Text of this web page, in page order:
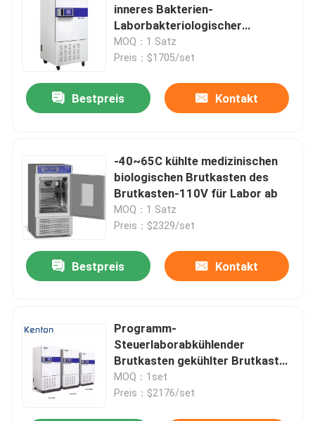
inneres Bakterien-
Laborbakteriologischer
Brutkasten des Brutkasten-
SUS304
MOQ：1 Satz
Preis：$1705/set
Bestpreis Kontakt
-40~65C kühlte medizinischen
biologischen Brutkasten des
Brutkasten-110V für Labor ab
MOQ：1 Satz
Preis：$2329/set
Bestpreis Kontakt
Programm-
Steuerlaborabkühlender
Brutkasten gekühlter Brutkasten
110V 220V
MOQ：1set
Preis：$2176/set